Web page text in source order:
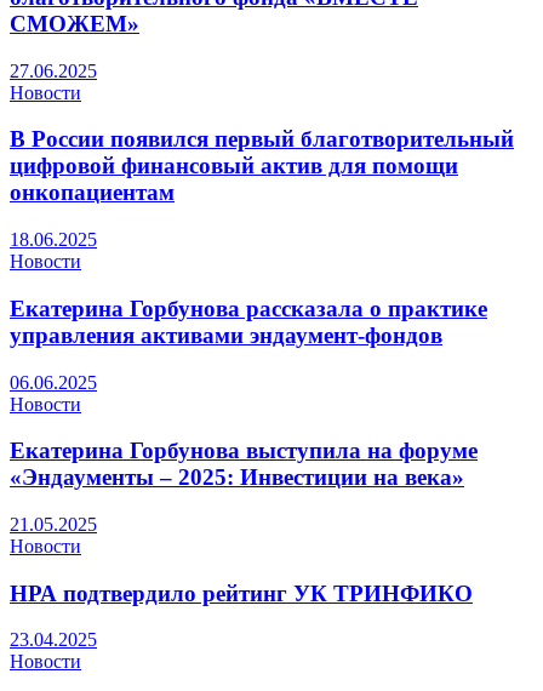
СМОЖЕМ»
27.06.2025
Новости
В России появился первый благотворительный
цифровой финансовый актив для помощи
онкопациентам
18.06.2025
Новости
Екатерина Горбунова рассказала о практике
управления активами эндаумент-фондов
06.06.2025
Новости
Екатерина Горбунова выступила на форуме
«Эндаументы – 2025: Инвестиции на века»
21.05.2025
Новости
НРА подтвердило рейтинг УК ТРИНФИКО
23.04.2025
Новости